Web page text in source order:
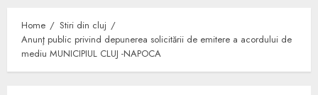
Home
Stiri din cluj
Anunţ public privind depunerea solicitării de emitere a acordului de
mediu MUNICIPIUL CLUJ -NAPOCA